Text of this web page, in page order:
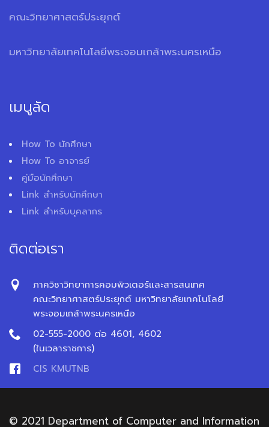
คณะวิทยาศาสตร์ประยุกต์
มหาวิทยาลัยเทคโนโลยีพระจอมเกล้าพระนครเหนือ
เมนูลัด
How To นักศึกษา
How To อาจารย์
คู่มือนักศึกษา
Link สำหรับนักศึกษา
Link สำหรับบุคลากร
ติดต่อเรา
ภาควิชาวิทยาการคอมพิวเตอร์และสารสนเทศ
คณะวิทยาศาสตร์ประยุกต์ มหาวิทยาลัยเทคโนโลยี
พระจอมเกล้าพระนครเหนือ
02-555-2000 ต่อ 4601, 4602
(ในเวลาราชการ)
CIS KMUTNB
© 2021 Department of Computer and Information